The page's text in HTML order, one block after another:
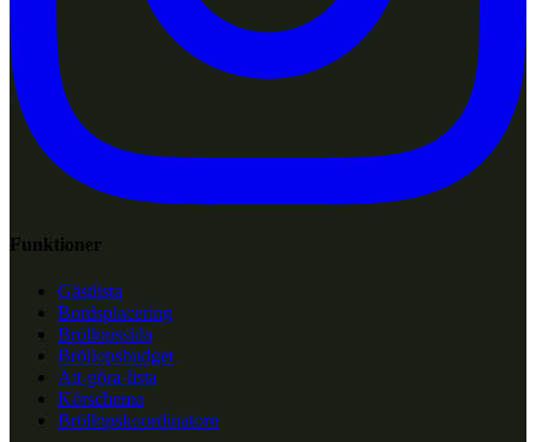
Funktioner
Gästlista
Bordsplacering
Bröllopssida
Bröllopsbudget
Att-göra-lista
Körschema
Bröllopskoordinatorn